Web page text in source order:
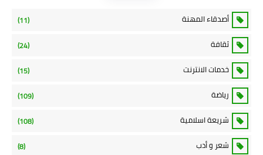
أصدقاء المهنة (11)
ثقافة (24)
خدمات الانترنت (15)
رياضة (109)
شريعة اسلامية (108)
شعر و أدب (8)